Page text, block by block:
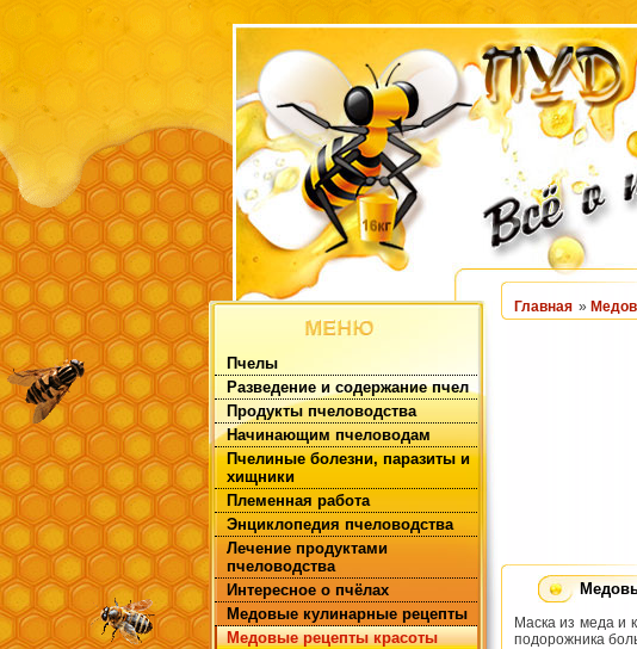
Пчелы
Разведение и содержание пчел
Продукты пчеловодства
Начинающим пчеловодам
Пчелиные болезни, паразиты и
хищники
Племенная работа
Энциклопедия пчеловодства
Лечение продуктами
пчеловодства
Интересное о пчёлах
Медовые кулинарные рецепты
Медовые рецепты красоты
Главная »
Маска из меда и
подорожника